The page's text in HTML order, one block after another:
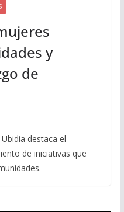
y
de
destaca el
de iniciativas que